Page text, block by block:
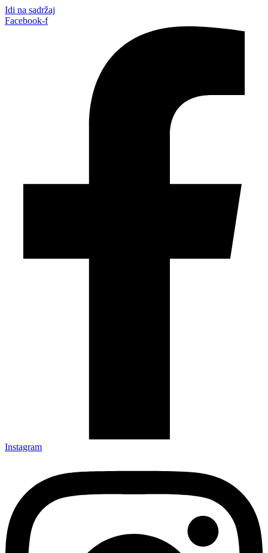
Idi na sadržaj
Facebook-f
Instagram